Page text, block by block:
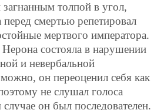
толпой в угол,
смертью репетировал
мертвого императора.
состояла в нарушении
и невербальной
он переоценил себя как
не слушал голоса
он был последователен.